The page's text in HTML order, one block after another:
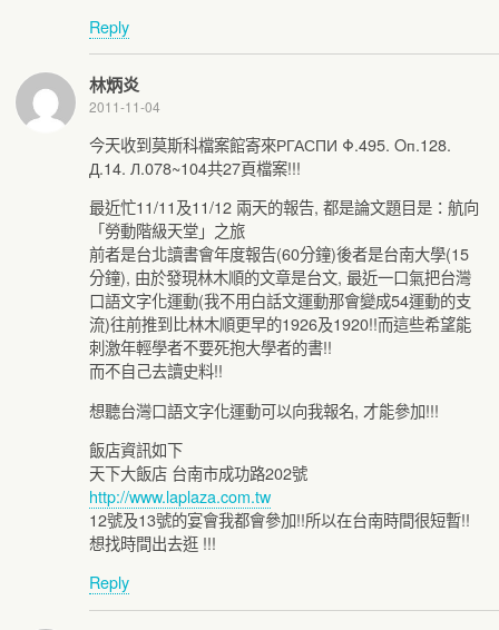
Reply
林炳炎
2011-11-04
今天收到莫斯科檔案館寄來РГАСПИ Φ.495. Οп.128.
Д.14. Л.078~104共27頁檔案!!!
最近忙11/11及11/12 兩天的報告, 都是論文題目是：航向
「勞動階級天堂」之旅
前者是台北讀書會年度報告(60分鐘)後者是台南大學(15
分鐘), 由於發現林木順的文章是台文, 最近一口氣把台灣
口語文字化運動(我不用白話文運動那會變成54運動的支
流)往前推到比林木順更早的1926及1920!!而這些希望能
刺激年輕學者不要死抱大學者的書!!
而不自己去讀史料!!
想聽台灣口語文字化運動可以向我報名, 才能參加!!!
飯店資訊如下
天下大飯店 台南市成功路202號
http://www.laplaza.com.tw
12號及13號的宴會我都會參加!!所以在台南時間很短暫!!
想找時間出去逛 !!!
Reply